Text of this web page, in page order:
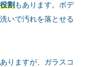
割もあります。ボデ
いで汚れを落とせる
りますが、ガラスコ